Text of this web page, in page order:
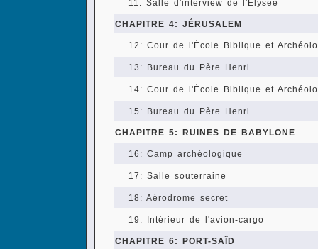
11: Salle d'interview de l'Élysée
CHAPITRE 4: JÉRUSALEM
12: Cour de l'École Biblique et
13: Bureau du Père Henri
14: Cour de l'École Biblique et
15: Bureau du Père Henri
CHAPITRE 5: RUINES DE BABYLONE
16: Camp archéologique
17: Salle souterraine
18: Aérodrome secret
19: Intérieur de l'avion-cargo
CHAPITRE 6: PORT-SAÏD